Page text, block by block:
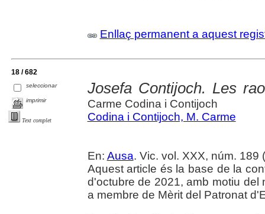
Enllaç permanent a aquest
18 / 682
seleccionar
imprimir
Text complet
Josefa Contijoch. Les
Carme Codina i Contijoch
Codina i Contijoch, M. Carme
En: Ausa. Vic. vol. XXX, núm. 189
Aquest article és la base de la
d'octubre de 2021, amb motiu
a membre de Mèrit del Patronat